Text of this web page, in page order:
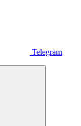
Telegram